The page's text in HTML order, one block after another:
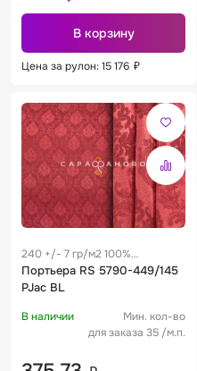
В корзину
Цена за рулон: 15 176 ₽
240 +/- 7 гр/м2 100%
полиэстер
Портьера RS 5790-449/145
PJac BL
В наличии
Мин. кол-во
для заказа 35 /м.п.